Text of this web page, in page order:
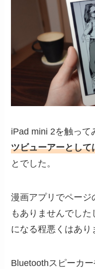
iPad mini 2を触って
ツビューアーとし
とでした。
漫画アプリでページ
もありませんでし
になる程悪くはあり
Bluetoothスピーカ